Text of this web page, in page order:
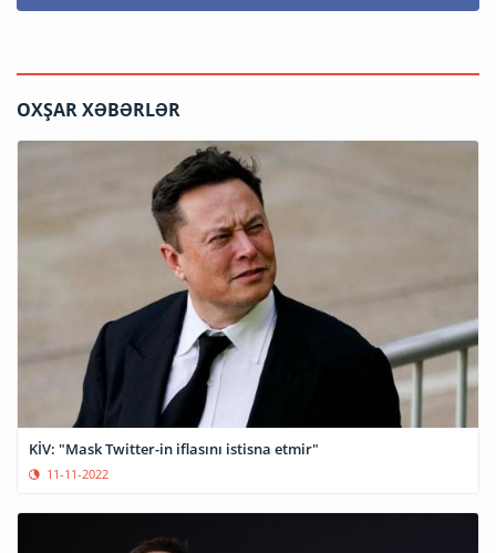
OXŞAR XƏBƏRLƏR
KİV: "Mask Twitter-in iflasını istisna etmir"
11-11-2022